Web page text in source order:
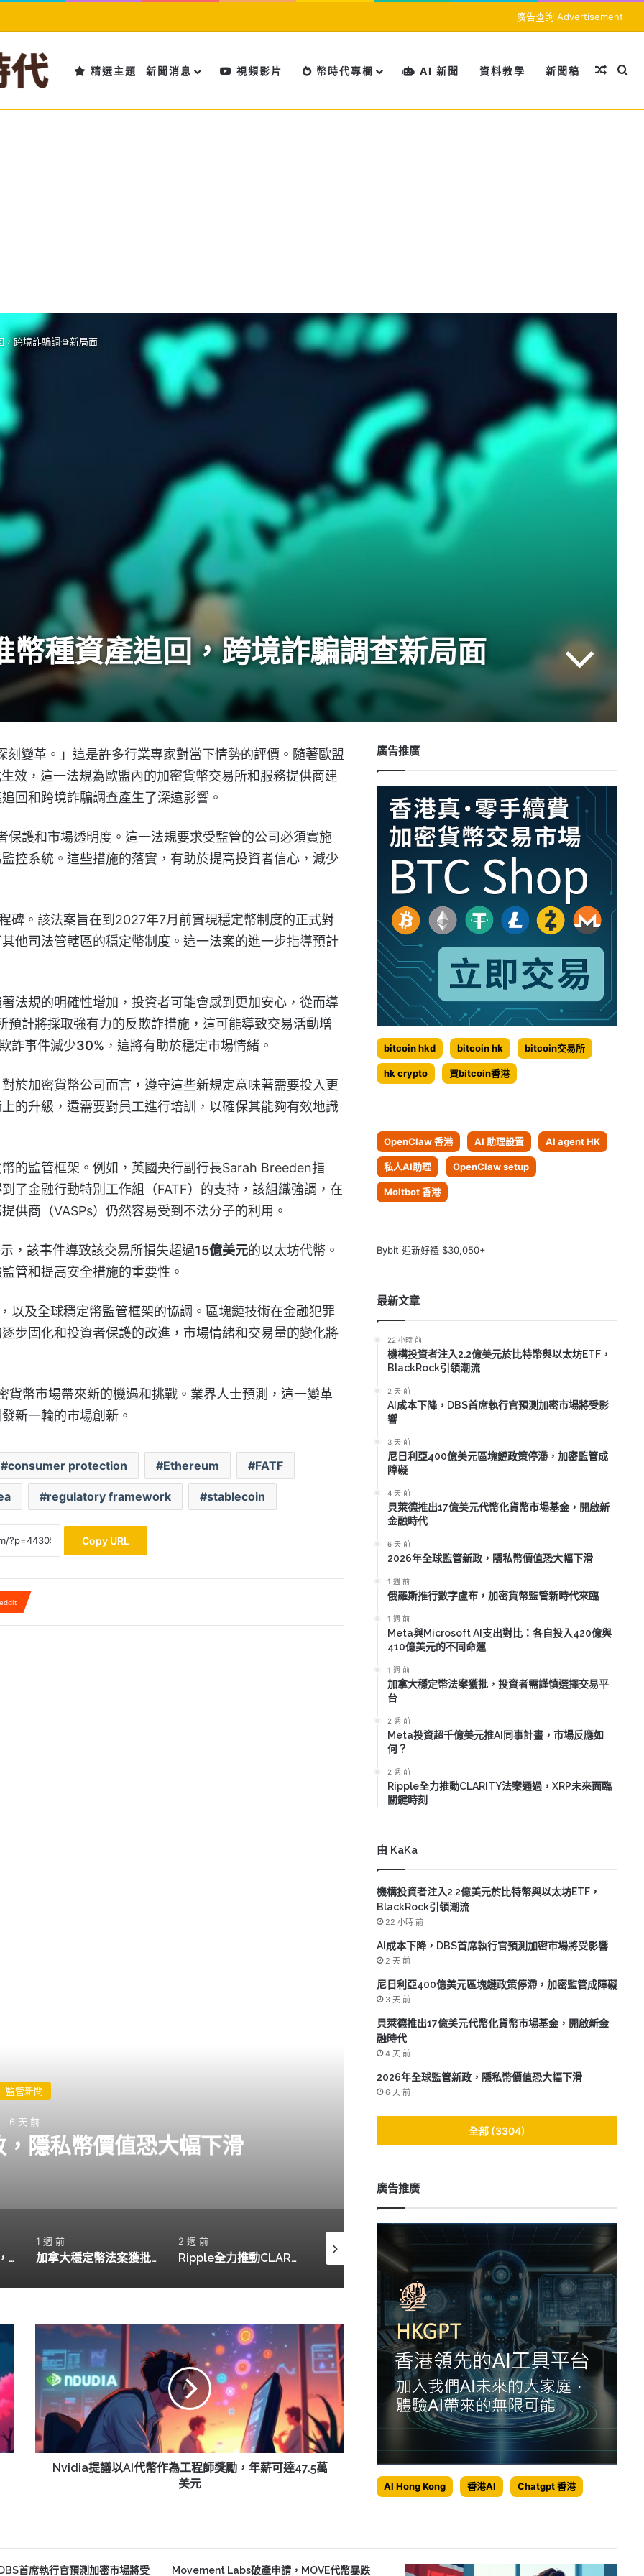
廣告查詢 Advertisement
精選主題 新聞消息 視頻影片 幣時代專欄 AI 新聞 資料教學 新聞稿 隨機文
搜
跨境詐騙調查新局面
種資產追回，跨境詐騙調查新局面
變革。」這是許多行業專家對當下情勢的評價。隨著歐盟
效，這一法規為歐盟內的加密貨幣交易所和服務提供商建
回和跨境詐騙調查產生了深遠影響。
護和市場透明度。這一法規要求受監管的公司必須實施
控系統。這些措施的落實，有助於提高投資者信心，減少
碑。該法案旨在到2027年7月前實現穩定幣制度的正式對
他司法管轄區的穩定幣制度。這一法案的進一步指導預計
法規的明確性增加，投資者可能會感到更加安心，從而導
計將採取強有力的反欺詐措施，這可能導致交易活動增
詐事件減少30% ，這將有助於穩定市場情緒。
於加密貨幣公司而言，遵守這些新規定意味著需要投入更
的升級，還需要對員工進行培訓，以確保其能夠有效地識
的監管框架。例如，英國央行副行長Sarah Breeden指
了金融行動特別工作組（FATF）的支持，該組織強調，在
供商（VASPs）仍然容易受到不法分子的利用。
，該事件導致該交易所損失超過15億美元的以太坊代幣。
管和提高安全措施的重要性。
以及全球穩定幣監管框架的協調。區塊鏈技術在金融犯罪
步固化和投資者保護的改進，市場情緒和交易量的變化將
幣市場帶來新的機遇和挑戰。業界人士預測，這一變革
新一輪的市場創新。
consumer protection Ethereum FATF
regulatory framework stablecoin
Copy URL
俄羅斯推行數字盧布，加密貨幣監管新時代來臨
加拿大穩定幣法案獲批，投資者需謹慎選擇交易平台 Ripple全力推動CLARITY法案通過，XRP未來面臨關鍵時刻 幣安退出歐洲市場，數百平台面臨重創與資金撤離
2026-06-30
Nvidia
議
代
幣
作
為
可
Nvidia提議以AI代幣作為工程師獎勵，年薪可達47.5萬
美元
廣告推廣
bitcoin hkd bitcoin hk bitcoin交易所
hk crypto 買bitcoin香港
OpenClaw 香港 AI 助理設置 AI agent HK
私人AI助理 OpenClaw setup
Moltbot 香港
Bybit 迎新好禮 $30,050+
最新文章
22 小時 前
機構投資者注入2.2億美元於比特幣與以太坊ETF，
BlackRock引領潮流
2 天 前
AI成本下降，DBS首席執行官預測加密市場將受影
響
3 天 前
尼日利亞400億美元區塊鏈政策停滯，加密監管成
障礙
4 天 前
貝萊德推出17億美元代幣化貨幣市場基金，開啟新
金融時代
6 天 前
2026年全球監管新政，隱私幣價值恐大幅下滑
1 週 前
俄羅斯推行數字盧布，加密貨幣監管新時代來臨
1 週 前
Meta與Microsoft AI支出對比：各自投入420億與
410億美元的不同命運
1 週 前
加拿大穩定幣法案獲批，投資者需謹慎選擇交易平
台
2 週 前
Meta投資超千億美元推AI同事計畫，市場反應如
何？
2 週 前
Ripple全力推動CLARITY法案通過，XRP未來面臨
關鍵時刻
由 KaKa
機構投資者注入2.2億美元於比特幣與以太坊ETF，
BlackRock引領潮流
22 小時 前
AI成本下降，DBS首席執行官預測加密市場將受影響
2 天 前
尼日利亞400億美元區塊鏈政策停滯，加密監管成障礙
3 天 前
貝萊德推出17億美元代幣化貨幣市場基金，開啟新金
融時代
4 天 前
2026年全球監管新政，隱私幣價值恐大幅下滑
6 天 前
全部 (3304)
廣告推廣
AI Hong Kong 香港AI Chatgpt 香港
首席執行官預測加密市場將受 Movement Labs破產申請，MOVE代幣暴跌